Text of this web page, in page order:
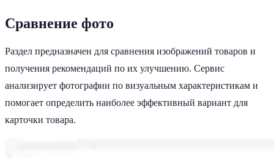
Сравнение фото
Раздел предназначен для сравнения изображений товаров и
получения рекомендаций по их улучшению. Сервис
анализирует фотографии по визуальным характеристикам и
помогает определить наиболее эффективный вариант для
карточки товара.